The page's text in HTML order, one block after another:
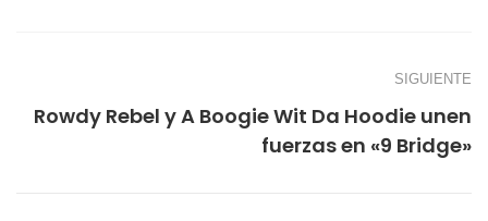
SIGUIENTE
Rowdy Rebel y A Boogie Wit Da Hoodie unen
fuerzas en «9 Bridge»